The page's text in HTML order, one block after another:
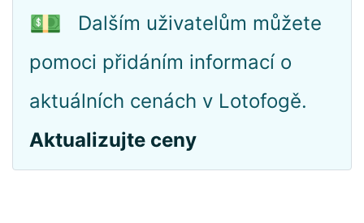
💵
Dalším uživatelům můžete
pomoci přidáním informací o
aktuálních cenách v Lotofogě.
Aktualizujte ceny